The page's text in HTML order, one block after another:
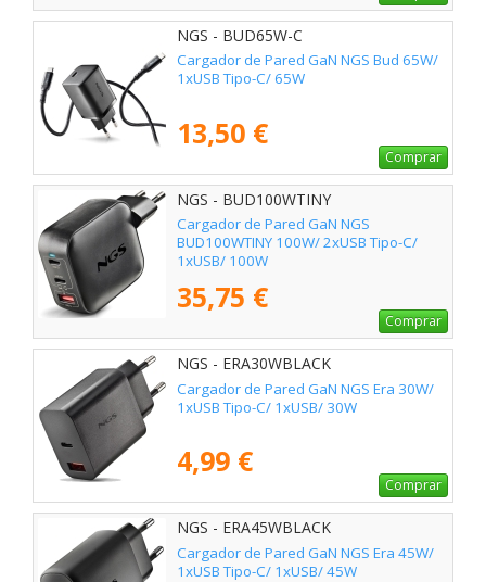
NGS - BUD65W-C
Cargador de Pared GaN NGS Bud 65W/
1xUSB Tipo-C/ 65W
13,50 €
Comprar
NGS - BUD100WTINY
Cargador de Pared GaN NGS
BUD100WTINY 100W/ 2xUSB Tipo-C/
1xUSB/ 100W
35,75 €
Comprar
NGS - ERA30WBLACK
Cargador de Pared GaN NGS Era 30W/
1xUSB Tipo-C/ 1xUSB/ 30W
4,99 €
Comprar
NGS - ERA45WBLACK
Cargador de Pared GaN NGS Era 45W/
1xUSB Tipo-C/ 1xUSB/ 45W